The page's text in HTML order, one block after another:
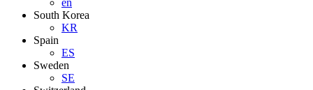
en
South Korea
KR
Spain
ES
Sweden
SE